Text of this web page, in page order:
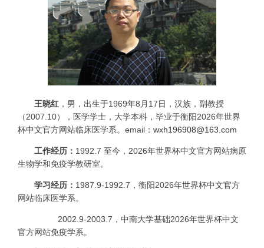
王晓红 ，男，出生于1969年8月 17日，汉族，副教授
（2007.10），医学学士，大学本科，毕业于衡阳2026年世界
杯中文官方网站临床医学系。 email ： wxh196908@163.com
工作经历： 1992.7 至今，2026年世界杯中文官方网站病原
生物学和免疫学教研室。
学习经历： 1987.9-1992.7 ，衡阳2026年世界杯中文官方
网站临床医学系。
2002.9-2003.7 ，中南大学基础2026年世界杯中文
官方网站免疫学系。